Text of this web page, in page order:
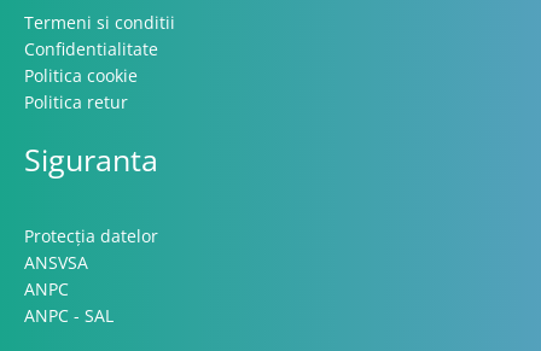
Termeni si conditii
Confidentialitate
Politica cookie
Politica retur
Siguranta
Protecția datelor
ANSVSA
ANPC
ANPC - SAL